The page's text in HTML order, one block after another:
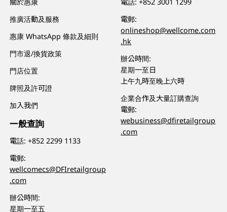
推廣活動及服務
惠康 WhatsApp 條款及細則
門市退/換貨政策
門店位置
牌照及許可證
加入我們
一般查詢
電話:+852 2299 1133
電郵:
wellcomecs@DFIretailgroup
.com
辦公時間:
星期一至五
電郵:
onlineshop@wellcome.com
.hk
辦公時間:
星期一至日
上午九時至晚上六時
企業合作及大量訂購查詢
電郵:
webusiness@dfiretailgroup
.com